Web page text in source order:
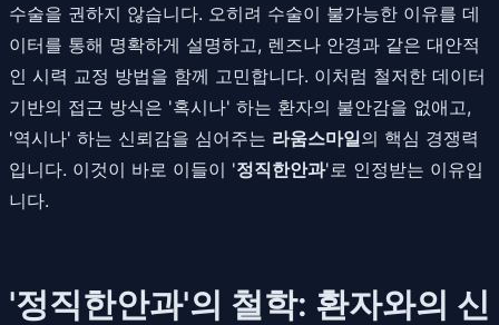
수술을 권하지 않습니다. 오히려 수술이 불가능한 이유를 데
이터를 통해 명확하게 설명하고, 렌즈나 안경과 같은 대안적
인 시력 교정 방법을 함께 고민합니다. 이처럼 철저한 데이터
기반의 접근 방식은 '혹시나' 하는 환자의 불안감을 없애고,
'역시나' 하는 신뢰감을 심어주는 라움스마일의 핵심 경쟁력
입니다. 이것이 바로 이들이 '정직한안과'로 인정받는 이유입
니다.
'정직한안과'의 철학: 환자와의 신